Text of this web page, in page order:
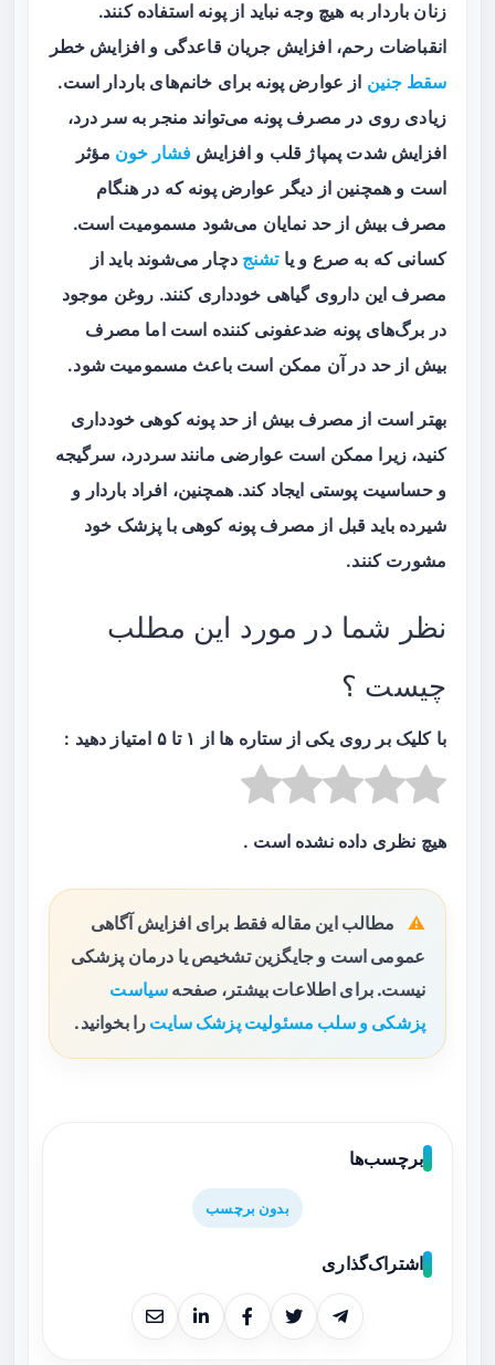
زنان باردار به هیچ وجه نباید از پونه استفاده کنند.
انقباضات رحم، افزایش جریان قاعدگی و افزایش خطر
سقط جنین از عوارض پونه برای خانم‌های باردار است.
زیادی روی در مصرف پونه می‌تواند منجر به سر درد،
افزایش شدت پمپاژ قلب و افزایش فشار خون مؤثر
است و همچنین از دیگر عوارض پونه که در هنگام
مصرف بیش از حد نمایان می‌شود مسمومیت است.
کسانی که به صرع و یاتشنج دچار می‌شوند باید از
مصرف این داروی گیاهی خودداری کنند. روغن موجود
در برگ‌های پونه ضدعفونی کننده است اما مصرف
بیش از حد در آن ممکن است باعث مسمومیت شود.
بهتر است از مصرف بیش از حد پونه کوهی خودداری
کنید، زیرا ممکن است عوارضی مانند سردرد، سرگیجه
و حساسیت پوستی ایجاد کند. همچنین، افراد باردار و
شیرده باید قبل از مصرف پونه کوهی با پزشک خود
مشورت کنند.
نظر شما در مورد این مطلب
چیست ؟
با کلیک بر روی یکی از ستاره ها از ۱ تا ۵ امتیاز دهید :
هیچ نظری داده نشده است .
مطالب این مقاله فقط برای افزایش آگاهی
عمومی است و جایگزین تشخیص یا درمان پزشکی
نیست. برای اطلاعات بیشتر، صفحه سیاست
پزشکی و سلب مسئولیت پزشک سایت را بخوانید.
برچسب‌ها
بدون برچسب
اشتراک‌گذاری